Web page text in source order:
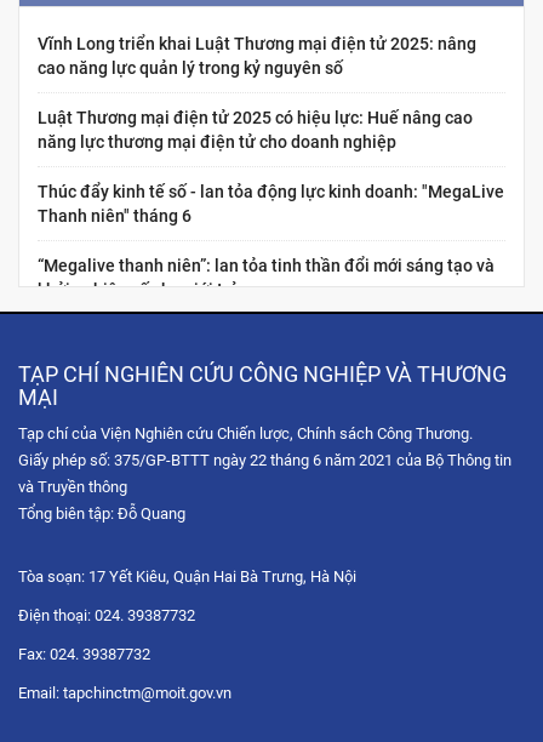
Vĩnh Long triển khai Luật Thương mại điện tử 2025: nâng
cao năng lực quản lý trong kỷ nguyên số
Luật Thương mại điện tử 2025 có hiệu lực: Huế nâng cao
năng lực thương mại điện tử cho doanh nghiệp
Thúc đẩy kinh tế số - lan tỏa động lực kinh doanh: "MegaLive
Thanh niên" tháng 6
“Megalive thanh niên”: lan tỏa tinh thần đổi mới sáng tạo và
khởi nghiệp số cho giới trẻ
“Chuẩn hóa năng lực nghề nghiệp cho nhà sáng tạo nội dung
thương...
Hội chợ Hùng Vương 2026: Trải nghiệm không gian mua sắm
số qua chuỗi Livestream tương tác
Tọa đàm trực tuyến: Chiến lược phát triển thị trường Hoa Kỳ
Diễn đàn Chuyển đổi số ngành Công Thương 2025: Công
nghệ hội tụ
Tọa đàm trực tuyến “Nâng cao năng lực xuất khẩu của doanh
nghiệp Việt Nam thông qua thương mại điện tử với thị...
TẠP CHÍ NGHIÊN CỨU CÔNG NGHIỆP VÀ THƯƠNG
MẠI
Tạp chí của Viện Nghiên cứu Chiến lược, Chính sách Công Thương.
Giấy phép số: 375/GP-BTTT ngày 22 tháng 6 năm 2021 của Bộ Thông tin
và Truyền thông
Tổng biên tập: Đỗ Quang
Tòa soạn: 17 Yết Kiêu, Quận Hai Bà Trưng, Hà Nội
Điện thoại: 024. 39387732
Fax: 024. 39387732
Email: tapchinctm@moit.gov.vn